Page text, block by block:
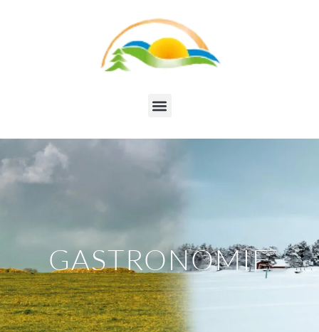
GASTRONOMIE